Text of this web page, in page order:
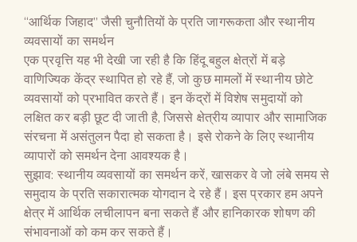
“आर्थिक जिहाद” जैसी चुनौतियों के प्रति जागरूकता और स्थानीय
व्यवसायों का समर्थन
एक प्रवृत्ति यह भी देखी जा रही है कि हिंदू बहुल क्षेत्रों में बड़े
वाणिज्यिक केंद्र स्थापित हो रहे हैं, जो कुछ मामलों में स्थानीय छोटे
व्यवसायों को प्रभावित करते हैं। इन केंद्रों में विशेष समुदायों को
लक्षित कर बड़ी छूट दी जाती है, जिससे क्षेत्रीय व्यापार और सामाजिक
संरचना में असंतुलन पैदा हो सकता है। इसे रोकने के लिए स्थानीय
व्यापारों को समर्थन देना आवश्यक है।
सुझाव: स्थानीय व्यवसायों का समर्थन करें, खासकर वे जो लंबे समय से
समुदाय के प्रति सकारात्मक योगदान दे रहे हैं। इस प्रकार हम अपने
क्षेत्र में आर्थिक लचीलापन बना सकते हैं और हानिकारक शोषण की
संभावनाओं को कम कर सकते हैं।